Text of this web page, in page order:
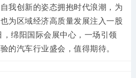
我创新的姿态拥抱时代浪潮，为
为区域经济高质量发展注入一股
绵阳国际会展中心，一场引领
的汽车行业盛会，值得期待。